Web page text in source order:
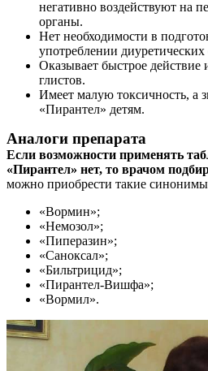
О нас
Услуги
Акции
Отзывы
Статьи
негативно воздействуют на
органы.
Нет необходимости в
употреблении диуретических
Оказывает быстрое действие
глистов.
Имеет малую токсичность, а
«Пирантел» детям.
Аналоги препарата
Если возможности применять
«Пирантел» нет, то врачом
можно приобрести такие синонимы
«Вормин»;
«Немозол»;
«Пиперазин»;
«Саноксал»;
«Бильтрицид»;
«Пирантел-Вишфа»;
«Вормил».